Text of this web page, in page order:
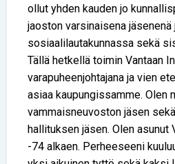
ollut yhden kauden jo
jaoston varsinaisena jäsenenä
sosiaalilautakunnassa sekä
Tällä hetkellä toimin Vantaan
varapuheenjohtajana ja vien
asiaa kaupungissamme. Olen
vammaisneuvoston jäsen
hallituksen jäsen. Olen asunut
-74 alkaen. Perheeseeni